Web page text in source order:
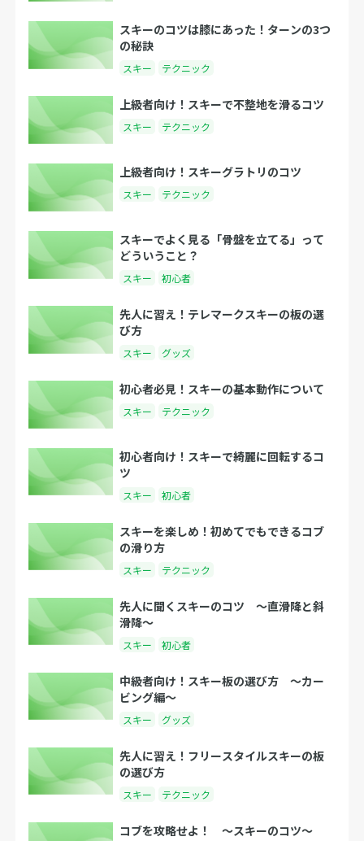
スキーのコツは膝にあった！ターンの3つ
の秘訣
スキー テクニック
上級者向け！スキーで不整地を滑るコツ
スキー テクニック
上級者向け！スキーグラトリのコツ
スキー テクニック
スキーでよく見る「骨盤を立てる」って
どういうこと？
スキー 初心者
先人に習え！テレマークスキーの板の選
び方
スキー グッズ
初心者必見！スキーの基本動作について
スキー テクニック
初心者向け！スキーで綺麗に回転するコ
ツ
スキー 初心者
スキーを楽しめ！初めてでもできるコブ
の滑り方
スキー テクニック
先人に聞くスキーのコツ 〜直滑降と斜
滑降〜
スキー 初心者
中級者向け！スキー板の選び方 〜カー
ビング編〜
スキー グッズ
先人に習え！フリースタイルスキーの板
の選び方
スキー テクニック
コブを攻略せよ！ 〜スキーのコツ〜